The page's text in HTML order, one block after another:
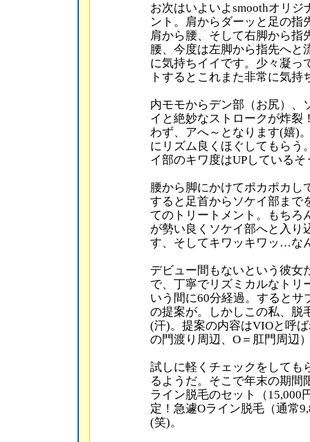
お次はいよいよsmoothオリ
ント。肩からダーッと足の指
肩から腰、そして右脚から指
腰、今度は左脚から指先へ
に気持ちイイです。少々凝っ
トするとこれまた非常に気持
内モモからデン部（お尻）、
イと絶妙なストロークが炸裂
わず、アへ～となります(嬉)
にリズム良くほぐしてもら
イ部のキワ度はUPしている
腰から脚にかけてポカポカし
すると足首からソケイ部まで
てのトリートメント。もちろ
が勢い良くソケイ部へと入
す、そしてキワッキワッ…な
デビュー間もないという彼女
で、丁寧でリズミカルなトリ
いう間に60分経過。すると
の提案が。しかしこの私、
(汗)。提案の内容はVIOと呼
の門渡り周辺、O＝肛門周辺
試しに軽くチェックをしても
るようだ。そこで年末の期間
ライン脱毛のセット（15,000
定！急遽Oライン脱毛（通常
(笑)。